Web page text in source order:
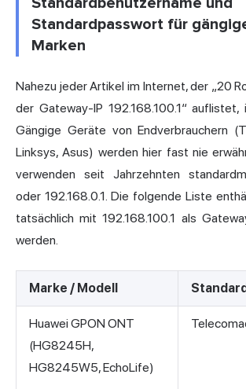
Standardpasswort für
Marken
Nahezu jeder Artikel im Internet, der „20
der Gateway-IP 192.168.100.1“ auflistet,
Gängige Geräte von Endverbrauchern
Linksys, Asus) werden hier fast nie
verwenden seit Jahrzehnten
oder 192.168.0.1. Die folgende Liste
tatsächlich mit 192.168.100.1 als
werden.
Marke / Modell
Huawei GPON ONT
(HG8245H,
HG8245W5, EchoLife)